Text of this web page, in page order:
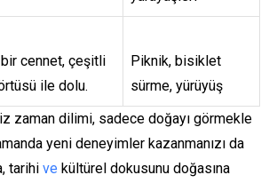
bir cennet, çeşitli
ile dolu.
Piknik, bisiklet
sürme, yürüyüş
zaman dilimi, sadece doğayı görmekle
yeni deneyimler kazanmanızı da
tarihi ve kültürel dokusunu doğasına